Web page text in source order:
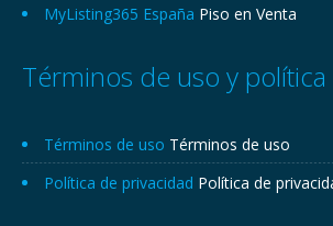
MyListing365 España Piso en Venta
Términos de uso y
Términos de uso Términos de uso
Política de privacidad Política de